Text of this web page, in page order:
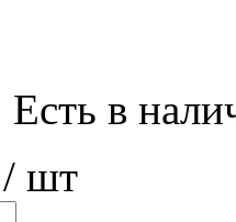
Есть в
/ шт